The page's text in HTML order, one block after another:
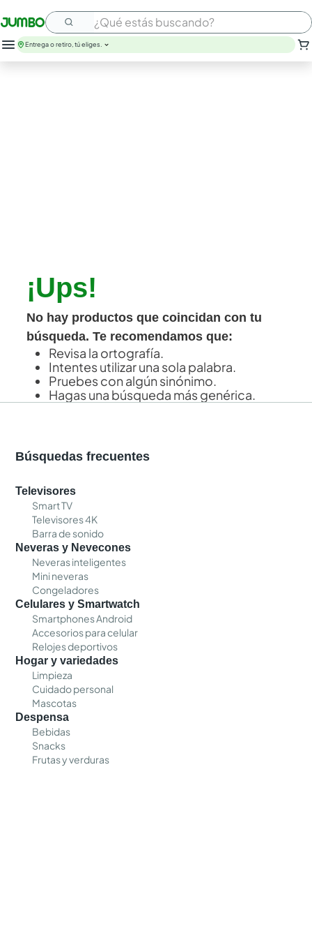
¿Qué estás buscando?
Entrega o retiro, tú eliges.
¡Ups!
No hay productos que coincidan con tu
búsqueda. Te recomendamos que:
Revisa la ortografía.
Intentes utilizar una sola palabra.
Pruebes con algún sinónimo.
Hagas una búsqueda más genérica.
Búsquedas frecuentes
Televisores
Smart TV
Televisores 4K
Barra de sonido
Neveras y Nevecones
Neveras inteligentes
Mini neveras
Congeladores
Celulares y Smartwatch
Smartphones Android
Accesorios para celular
Relojes deportivos
Hogar y variedades
Limpieza
Cuidado personal
Mascotas
Despensa
Bebidas
Snacks
Frutas y verduras